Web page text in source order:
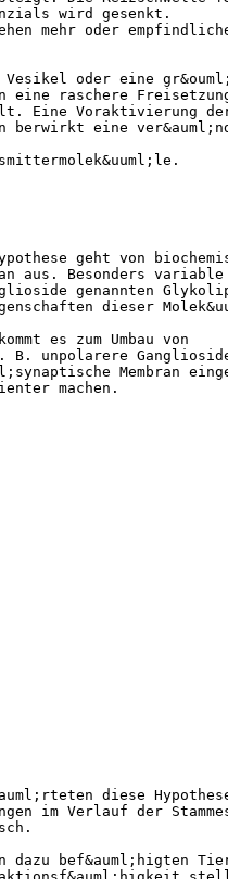
wird gesenkt.
mehr oder
oder eine
eine raschere
Eine Voraktivierung
berwirkt eine
geht von
aus. Besonders
genannten
dieser
es zum Umbau von
B. unpolarere
Membran
machen.
diese
im Verlauf der
dazu bef&auml;higten